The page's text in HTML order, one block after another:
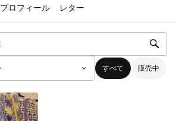
プロフィール レター
すべて 販売中